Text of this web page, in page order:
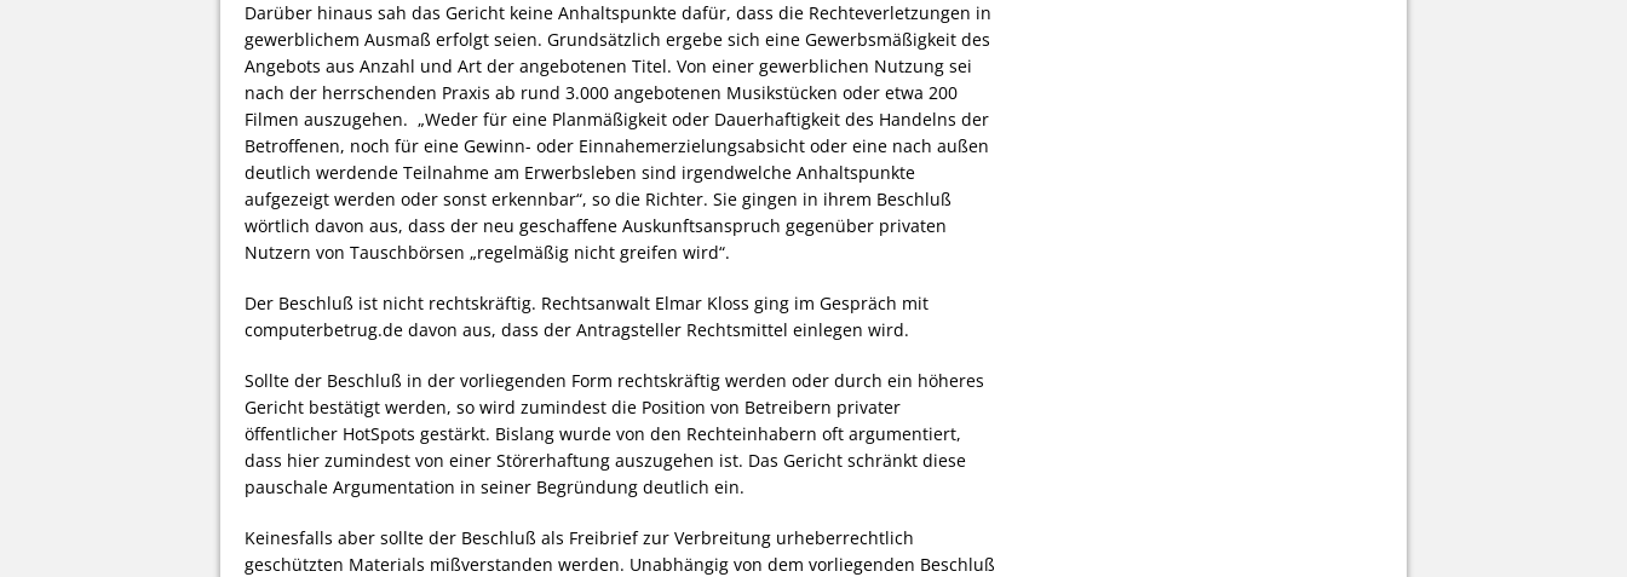
Darüber hinaus sah das Gericht keine Anhaltspunkte dafür, dass die Rechteverletzungen in
gewerblichem Ausmaß erfolgt seien. Grundsätzlich ergebe sich eine Gewerbsmäßigkeit des
Angebots aus Anzahl und Art der angebotenen Titel. Von einer gewerblichen Nutzung sei
nach der herrschenden Praxis ab rund 3.000 angebotenen Musikstücken oder etwa 200
Filmen auszugehen. „Weder für eine Planmäßigkeit oder Dauerhaftigkeit des Handelns der
Betroffenen, noch für eine Gewinn- oder Einnahemerzielungsabsicht oder eine nach außen
deutlich werdende Teilnahme am Erwerbsleben sind irgendwelche Anhaltspunkte
aufgezeigt werden oder sonst erkennbar“, so die Richter. Sie gingen in ihrem Beschluß
wörtlich davon aus, dass der neu geschaffene Auskunftsanspruch gegenüber privaten
Nutzern von Tauschbörsen „regelmäßig nicht greifen wird“.
Der Beschluß ist nicht rechtskräftig. Rechtsanwalt Elmar Kloss ging im Gespräch mit
computerbetrug.de davon aus, dass der Antragsteller Rechtsmittel einlegen wird.
Sollte der Beschluß in der vorliegenden Form rechtskräftig werden oder durch ein höheres
Gericht bestätigt werden, so wird zumindest die Position von Betreibern privater
öffentlicher HotSpots gestärkt. Bislang wurde von den Rechteinhabern oft argumentiert,
dass hier zumindest von einer Störerhaftung auszugehen ist. Das Gericht schränkt diese
pauschale Argumentation in seiner Begründung deutlich ein.
Keinesfalls aber sollte der Beschluß als Freibrief zur Verbreitung urheberrechtlich
geschützten Materials mißverstanden werden. Unabhängig von dem vorliegenden Beschluß